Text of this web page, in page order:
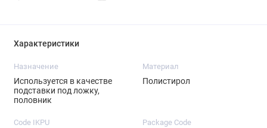
Характеристики
Назначение
Используется в качестве
подставки под ложку,
половник
Материал
Полистирол
Code IKPU Package Code